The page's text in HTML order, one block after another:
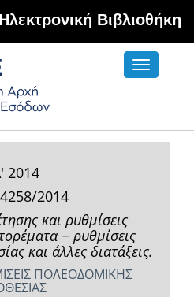
Hλεκτρονική Βιβλιοθήκη
Toggle
2014
2014
και ρυθμίσεις
− ρυθμίσεις
και άλλες διατάξεις.
ΠΟΛΕΟΔΟΜΙΚΗΣ